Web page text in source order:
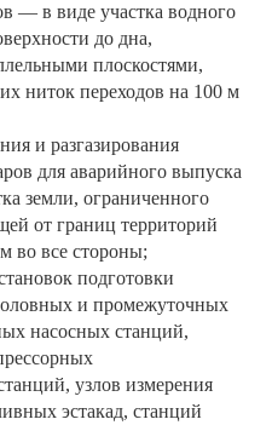
— в виде участка водного
до дна,
плоскостями,
ниток переходов на 100 м
и разгазирования
для аварийного выпуска
земли, ограниченного
от границ территорий
во все стороны;
подготовки
и промежуточных
насосных станций,
узлов измерения
эстакад, станций